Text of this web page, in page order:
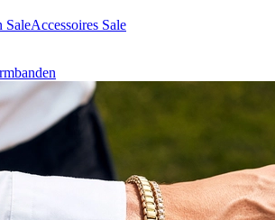
SaleAccessoires Sale